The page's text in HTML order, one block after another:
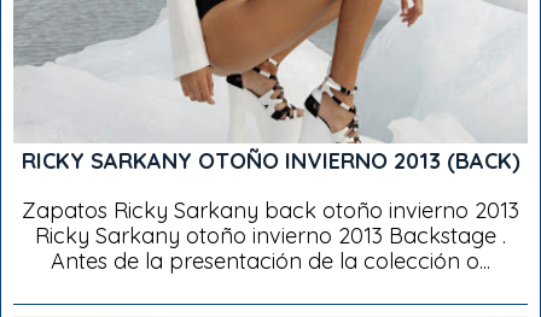
RICKY SARKANY OTOÑO INVIERNO 2013 (BACK)
Zapatos Ricky Sarkany back otoño invierno 2013
Ricky Sarkany otoño invierno 2013 Backstage .
Antes de la presentación de la colección o...